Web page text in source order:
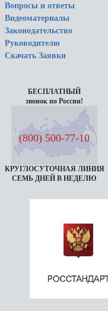
Вопросы и ответы
Видеоматериалы
Законодательство
Руководителю
Скачать Заявки
БЕСПЛАТНЫЙ
звонок по России!
(800) 500-77-10
КРУГЛОСУТОЧНАЯ ЛИНИЯ
СЕМЬ ДНЕЙ В НЕДЕЛЮ